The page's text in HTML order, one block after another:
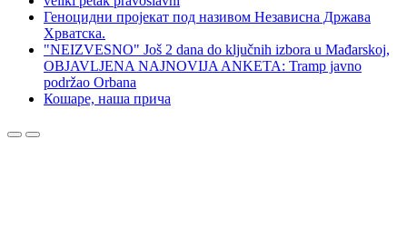
Геноцидни пројекат под називом Независна Држава
Хрватска.
"NEIZVESNO" Još 2 dana do ključnih izbora u Mađarskoj,
OBJAVLJENA NAJNOVIJA ANKETA: Tramp javno
podržao Orbana
Кошаре, наша прича